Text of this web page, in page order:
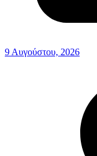
9 Αυγούστου, 2026